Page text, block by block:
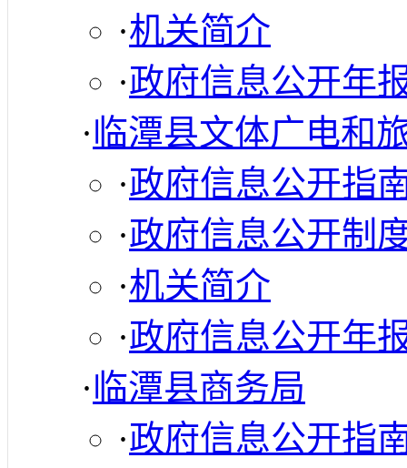
·机关简介
·政府信息公开年
·临潭县文体广电和
·政府信息公开指
·政府信息公开制
·机关简介
·政府信息公开年
·临潭县商务局
·政府信息公开指